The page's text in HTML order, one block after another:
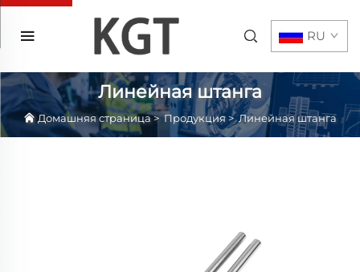
RU
Линейная штанга
Домашняя страница>Продукция>Линейная штанга